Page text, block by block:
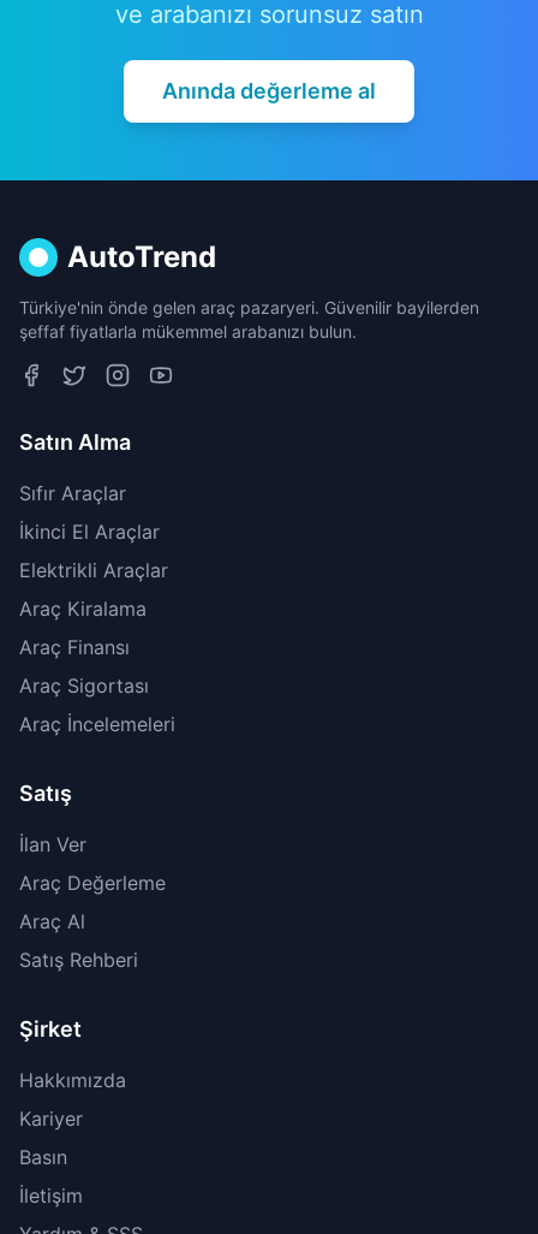
ve arabanızı sorunsuz satın
Anında değerleme al
AutoTrend
Türkiye'nin önde gelen araç pazaryeri. Güvenilir bayilerden
şeffaf fiyatlarla mükemmel arabanızı bulun.
Satın Alma
Sıfır Araçlar
İkinci El Araçlar
Elektrikli Araçlar
Araç Kiralama
Araç Finansı
Araç Sigortası
Araç İncelemeleri
Satış
İlan Ver
Araç Değerleme
Araç Al
Satış Rehberi
Şirket
Hakkımızda
Kariyer
Basın
İletişim